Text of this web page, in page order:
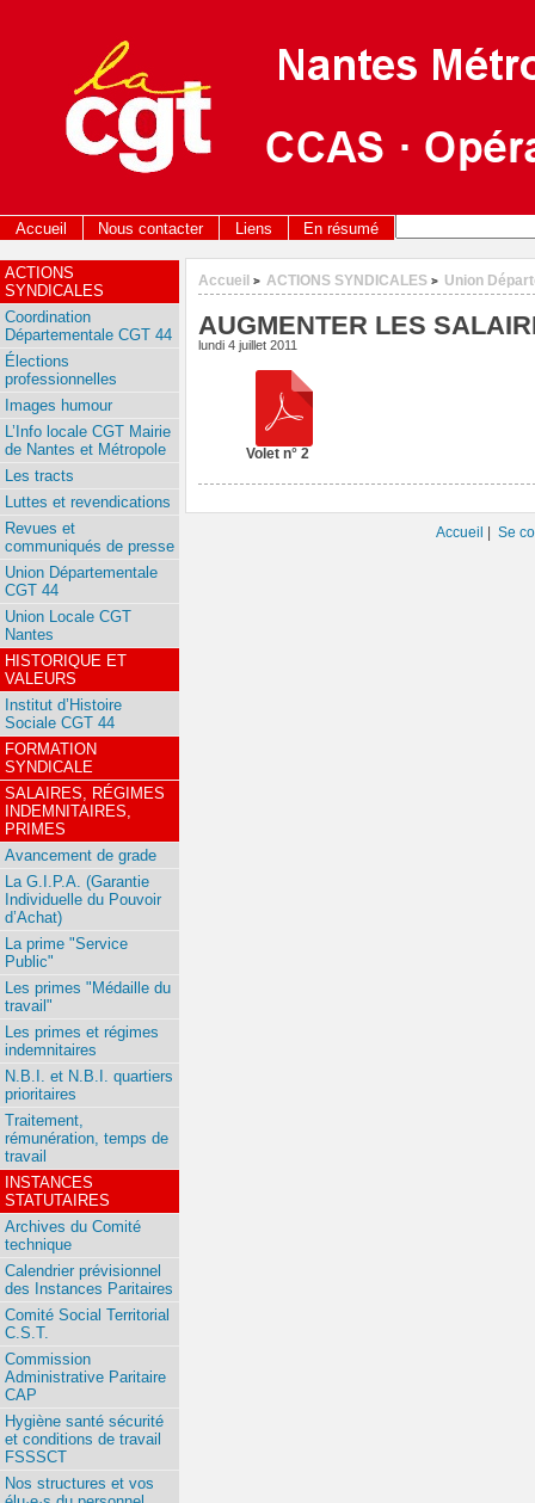
Accueil Nous contacter Liens En résumé
Accueil > ACTIONS SYNDICALES > Union
AUGMENTER LES
lundi 4 juillet 2011
Volet n° 2
ACTIONS
SYNDICALES
Coordination
Départementale CGT 44
Élections
professionnelles
Images humour
L’Info locale CGT Mairie
de Nantes et Métropole
Les tracts
Luttes et revendications
Revues et
communiqués de presse
Union Départementale
CGT 44
Union Locale CGT
Nantes
HISTORIQUE ET
VALEURS
Institut d’Histoire
Sociale CGT 44
FORMATION
SYNDICALE
SALAIRES, RÉGIMES
INDEMNITAIRES,
PRIMES
Avancement de grade
La G.I.P.A. (Garantie
Individuelle du Pouvoir
d’Achat)
La prime "Service
Public"
Les primes "Médaille du
travail"
Les primes et régimes
indemnitaires
N.B.I. et N.B.I. quartiers
prioritaires
Traitement,
rémunération, temps de
travail
INSTANCES
STATUTAIRES
Archives du Comité
technique
Calendrier prévisionnel
des Instances Paritaires
Comité Social Territorial
C.S.T.
Commission
Administrative Paritaire
CAP
Hygiène santé sécurité
et conditions de travail
FSSSCT
Nos structures et vos
Accueil | Se